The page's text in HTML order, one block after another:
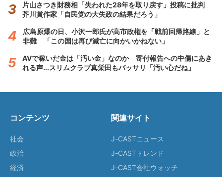
片山さつき財務相「失われた28年を取り戻す」投稿に批判
芥川賞作家「自民党の大失政の結果だろう」
広島原爆の日、小沢一郎氏が高市政権を「戦前回帰路線」と
非難 「この国は再び滅亡に向かいかねない」
AVで稼いだ金は「汚い金」なのか 寄付報告への中傷にあき
れる声...スリムクラブ真栄田もバッサリ「汚い心だね」
コンテンツ
社会
政治
経済
関連サイト
J-CASTニュース
J-CASTトレンド
J-CAST会社ウォッチ